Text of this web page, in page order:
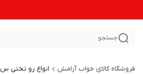
جستجو
فروشگاه کالای خواب آرامش انواع رو تختی س